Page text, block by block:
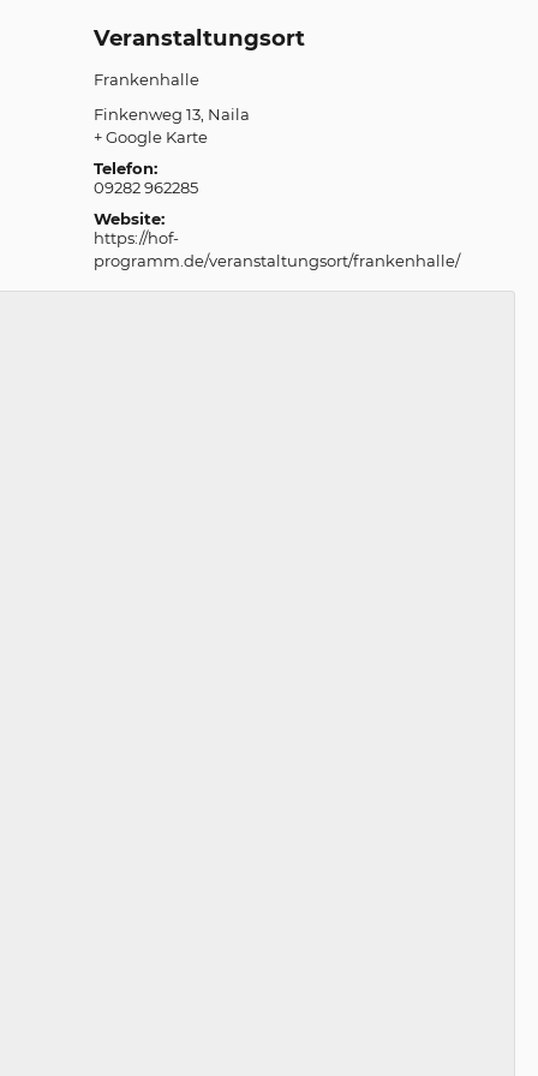
Veranstaltungsort
Frankenhalle
Finkenweg 13 Naila
+ Google Karte
Telefon:
09282 962285
Website:
https://hof-
programm.de/veranstaltungsort/frankenhalle/